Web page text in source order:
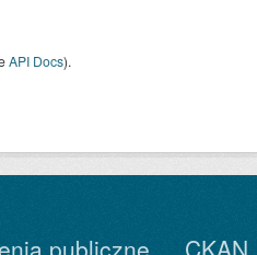
API Docs).
publiczne CKAN